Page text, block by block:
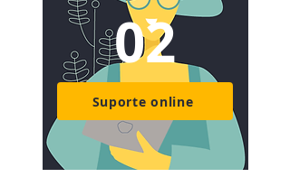
02
Suporte online